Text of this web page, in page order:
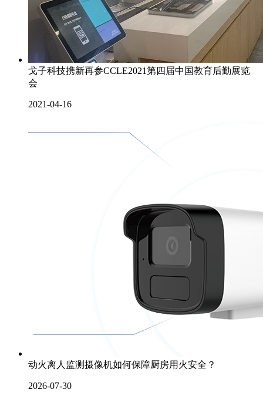
戈子科技携新再参CCLE2021第四届中国教育后勤展览
会
2021-04-16
动火离人监测摄像机如何保障厨房用火安全？
2026-07-30